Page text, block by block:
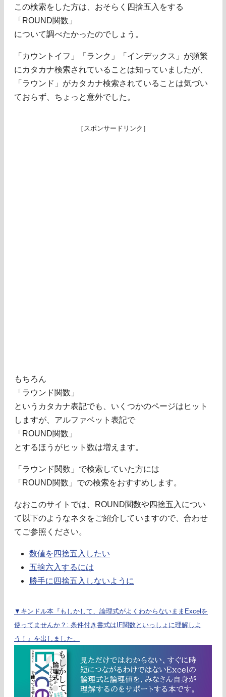
この検索をした方は、おそらく四捨五入をする
「ROUND関数」
について調べたかったのでしょう。
「カウントイフ」「ランク」「インデックス」が頻繁
にカタカナ検索されていることは知っていましたが、
「ラウンド」がカタカナ検索されていることは気づい
ておらず、ちょっと意外でした。
［スポンサードリンク］
もちろん
「ラウンド関数」
というカタカナ表記でも、いくつかのページはヒット
しますが、アルファベット表記で
「ROUND関数」
とするほうがヒット数は増えます。
「ラウンド関数」で検索していた方には
「ROUND関数」での検索をおすすめします。
なおこのサイトでは、ROUND関数や四捨五入につい
て以下のようなネタをご紹介していますので、合わせ
てご参照ください。
数値を四捨五入したい
五捨六入するには
勝手に四捨五入しないように
▼キンドル本『もしかして、論理式がよくわからないままExcelを
使ってませんか？: 条件付き書式はIF関数といっしょに理解しよ
う！』を出しました。